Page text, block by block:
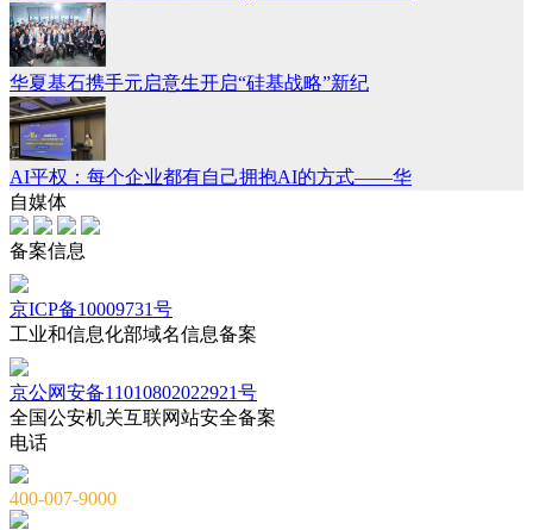
华夏基石携手元启意生开启“硅基战略”新纪
AI平权：每个企业都有自己拥抱AI的方式——华
自媒体
备案信息
京ICP备10009731号
工业和信息化部域名信息备案
京公网安备11010802022921号
全国公安机关互联网站安全备案
电话
400-007-9000